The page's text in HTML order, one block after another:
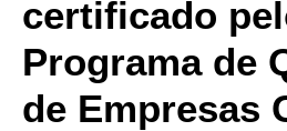
certificado
Programa de
de Empresas